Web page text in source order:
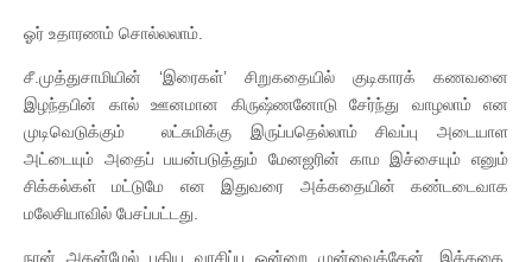
ஓர் உதாரணம் சொல்லலாம்.
சீ.முத்துசாமியின் ‘இரைகள்’ சிறுகதையில் குடிகாரக் கணவனை
இழந்தபின் கால் ஊனமான கிருஷ்ணனோடு சேர்ந்து வாழலாம் என
முடிவெடுக்கும் லட்சுமிக்கு இருப்பதெல்லாம் சிவப்பு அடையாள
அட்டையும் அதைப் பயன்படுத்தும் மேனஜரின் காம இச்சையும் எனும்
சிக்கல்கள் மட்டுமே என இதுவரை அக்கதையின் கண்டடைவாக
மலேசியாவில் பேசப்பட்டது.
நான் அதன்மேல் புதிய வாசிப்பு ஒன்றை முன்வைத்தேன். இக்கதை,